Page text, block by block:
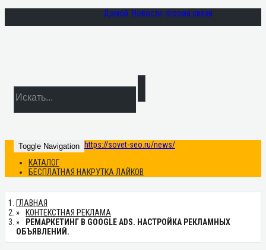
Домой Новости Форма связи
https://sovet-seo.ru/news/
Toggle Navigation
КАТАЛОГ
БЕСПЛАТНАЯ НАКРУТКА ЛАЙКОВ
ГЛАВНАЯ
КОНТЕКСТНАЯ РЕКЛАМА
РЕМАРКЕТИНГ В GOOGLE ADS. НАСТРОЙКА РЕКЛАМНЫХ
ОБЪЯВЛЕНИЙ.